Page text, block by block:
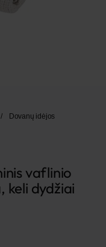
/ Dovanų idėjos
vaflinio
keli dydžiai